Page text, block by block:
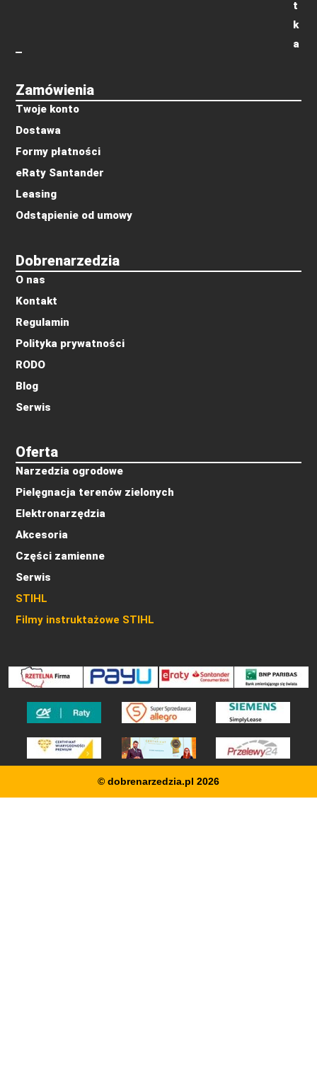
Oferta
Narzedzia ogrodowe
Pielęgnacja terenów zielonych
Elektronarzędzia
Akcesoria
Części zamienne
Serwis
STIHL
Filmy instruktażowe STIHL
Dobrenarzedzia
O nas
Kontakt
Regulamin
Polityka prywatności
RODO
Blog
Serwis
Zamówienia
Twoje konto
Dostawa
Formy płatności
eRaty Santander
Leasing
Odstąpienie od umowy
t
k
a
© dobrenarzedzia.pl 2026